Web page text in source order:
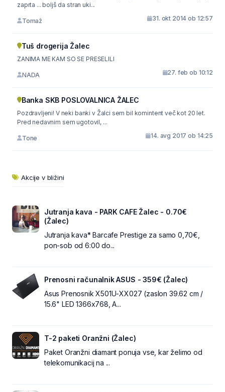
zaprta ... boljš da stran uki...
Tomaž 31. okt 2014 ob 12:57
Tuš drogerija Žalec
ZANIMA ME KAM SO SE PRESELILI
NADA 27. feb ob 10:12
Banka SKB POSLOVALNICA ŽALEC
Pozdravljeni! V neki banki v Žalci sem bil komintent več kot 20 let.
Pred nedavnim sem ugotovil, ...
Tone 14. avg 2017 ob 14:25
Akcije v bližini
Jutranja kava - PARK CAFE Žalec - 0.70€
(Žalec)
Jutranja kava* Barcafe Prestige za samo 0,70€,
pon-sob od 6:00 do...
Prenosni računalnik ASUS - 359€ (Žalec)
Asus Prenosnik X501U-XX027 (zaslon 39.62 cm /
15.6" LED 1366x768, A...
T-2 paketi Oranžni (Žalec)
Paket Oranžni diamant ponuja vse, kar želimo od
telekomunikacij na ...